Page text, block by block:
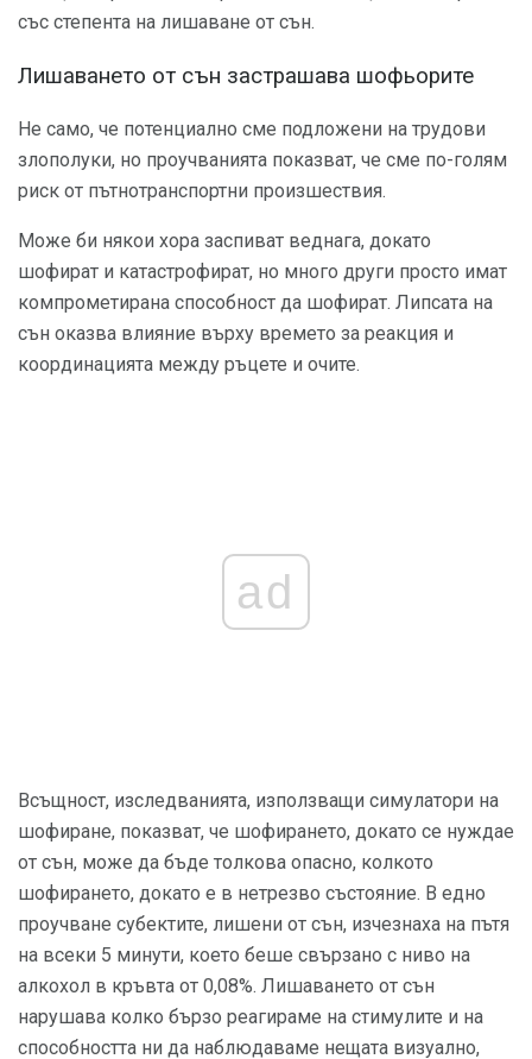
със степента на лишаване от сън.
Лишаването от сън застрашава шофьорите
Не само, че потенциално сме подложени на трудови
злополуки, но проучванията показват, че сме по-голям
риск от пътнотранспортни произшествия.
Може би някои хора заспиват веднага, докато
шофират и катастрофират, но много други просто имат
компрометирана способност да шофират. Липсата на
сън оказва влияние върху времето за реакция и
координацията между ръцете и очите.
ad
Всъщност, изследванията, използващи симулатори на
шофиране, показват, че шофирането, докато се нуждае
от сън, може да бъде толкова опасно, колкото
шофирането, докато е в нетрезво състояние. В едно
проучване субектите, лишени от сън, изчезнаха на пътя
на всеки 5 минути, което беше свързано с ниво на
алкохол в кръвта от 0,08%. Лишаването от сън
нарушава колко бързо реагираме на стимулите и на
способността ни да наблюдаваме нещата визуално,